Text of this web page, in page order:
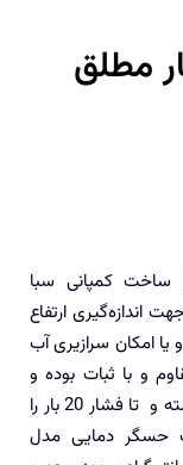
مطلق
سنسور سطح سنج آب مدل Dipper-APT ساخت کمپانی سبا
اندازه‌گیری ارتفاع
امکان سرازیری آب
و با ثبات بوده و
حسگر خازنی سرامیکی آن طول عمر بالایی داشته و تا فشار 20 بار را
حسگر دمایی مدل